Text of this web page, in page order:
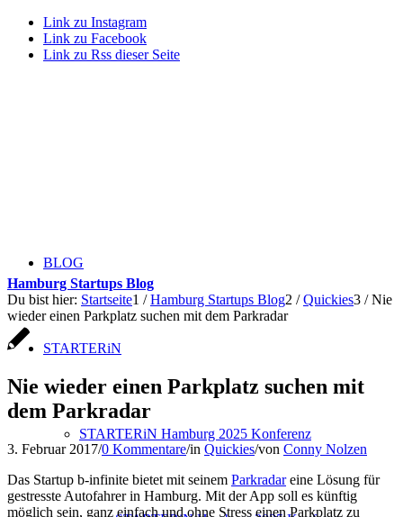
Link zu Instagram
Link zu Facebook
Link zu Rss dieser Seite
BLOG
STARTERiN
STARTERiN Hamburg 2025 Konferenz
Hamburg Startups Blog
Du bist hier: Startseite1 / Hamburg Startups Blog2 / Quickies3 / Nie
wieder einen Parkplatz suchen mit dem Parkradar
Nie wieder einen Parkplatz suchen mit
dem Parkradar
3. Februar 2017/0 Kommentare/in Quickies/von Conny Nolzen
Das Startup b-infinite bietet mit seinem Parkradareine Lösung für
gestresste Autofahrer in Hamburg. Mit der App soll es künftig
möglich sein, ganz einfach und ohne Stress einen Parkplatz zu